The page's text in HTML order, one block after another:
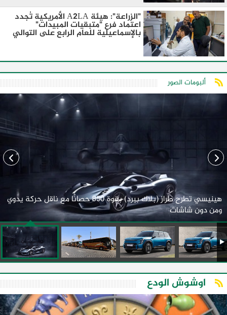
"الزراعة": هيئة A2LA الأمريكية تُجدد
اعتماد فرع "متبقيات المبيدات"
بالإسماعيلية للعام الرابع على التوالي
ألبومات الصور
هينيسي تطرح طراز (بلاك بيرد) بقوة 850 حصانًا مع ناقل حركة يدوي
ومن دون شاشات
اوشوش الودع